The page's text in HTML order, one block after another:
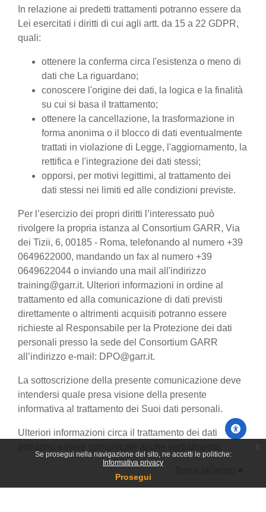
Se prosegui nella navigazione del sito, ne accetti le politiche:
Informativa privacy
Prosegui
In relazione ai predetti trattamenti potranno essere da
Lei esercitati i diritti di cui agli artt. da 15 a 22 GDPR,
quali:
ottenere la conferma circa l'esistenza o meno di
dati che La riguardano;
conoscere l'origine dei dati, la logica e la finalità
su cui si basa il trattamento;
ottenere la cancellazione, la trasformazione in
forma anonima o il blocco di dati eventualmente
trattati in violazione di Legge, l'aggiornamento, la
rettifica e l'integrazione dei dati stessi;
opporsi, per motivi legittimi, al trattamento dei
dati stessi nei limiti ed alle condizioni previste.
Per l’esercizio dei propri diritti l’interessato può
rivolgere la propria istanza al Consortium GARR, Via
dei Tizii, 6, 00185 - Roma, telefonando al numero +39
0649622000, mandando un fax al numero +39
0649622044 o inviando una mail all'indirizzo
training@garr.it. Ulteriori informazioni in ordine al
trattamento ed alla comunicazione di dati previsti
direttamente o altrimenti acquisiti potranno essere
richieste al Responsabile per la Protezione dei dati
personali presso la sede del Consortium GARR
all’indirizzo e-mail: DPO@garr.it.
La sottoscrizione della presente comunicazione deve
intendersi quale presa visione della presente
informativa al trattamento dei Suoi dati personali.
Ulteriori informazioni circa il trattamento dei dati